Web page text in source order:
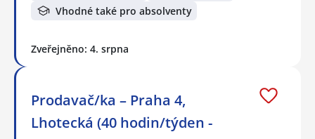
Vhodné také pro absolventy
Zveřejněno: 4. srpna
Prodavač/ka – Praha 4,
Lhotecká (40 hodin/týden -